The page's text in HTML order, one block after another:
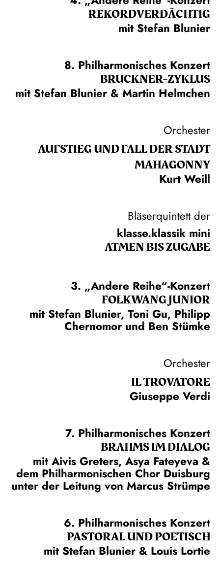
REKORD­VERDÄCHTIG
mit Stefan Blunier
8. Philharmonisches Konzert
BRUCKNER-ZYKLUS
mit Stefan Blunier & Martin Helmchen
Orchester
AUFSTIEG UND FALL DER STADT
MAHAGONNY
Kurt Weill
Bläserquintett der
klasse.klassik mini
ATMEN BIS ZUGABE
3. „Andere Reihe“-Konzert
FOLKWANG JUNIOR
mit Stefan Blunier, Toni Gu, Philipp
Chernomor und Ben Stümke
Orchester
IL TROVA­TORE
Giuseppe Verdi
7. Philharmonisches Konzert
BRAHMS IM DIALOG
mit Aivis Greters, Asya Fateyeva &
dem Philharmonischen Chor Duisburg
unter der Leitung von Marcus Strümpe
6. Philharmonisches Konzert
PASTORAL UND POETISCH
mit Stefan Blunier & Louis Lortie